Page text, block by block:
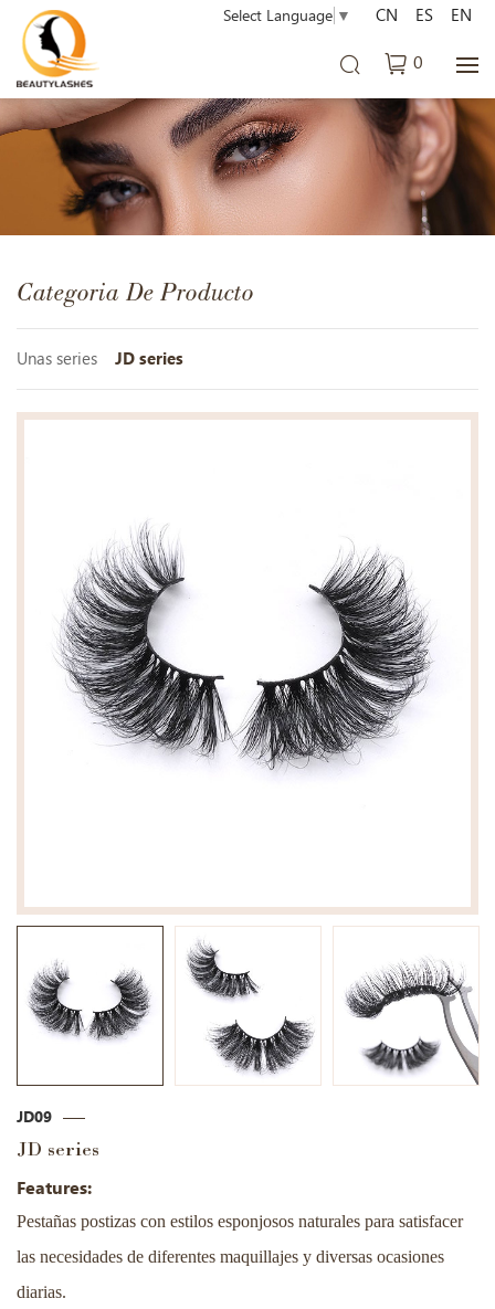
Select Language ▼
0
CN ES EN
Categoria De Producto
Unas series JD series
JD09
JD series
Features:
Pestañas postizas con estilos esponjosos naturales para satisfacer
las necesidades de diferentes maquillajes y diversas ocasiones
diarias.